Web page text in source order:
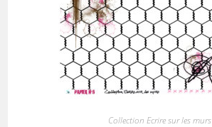
Collection Ecrire sur les murs